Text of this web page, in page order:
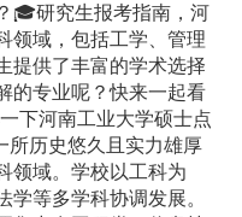
🎓研究生报考指南，河
领域，包括工学、管理
提供了丰富的学术选择
的专业呢？快来一起看
下河南工业大学硕士点
所历史悠久且实力雄厚
领域。学校以工科为
等多学科协调发展。